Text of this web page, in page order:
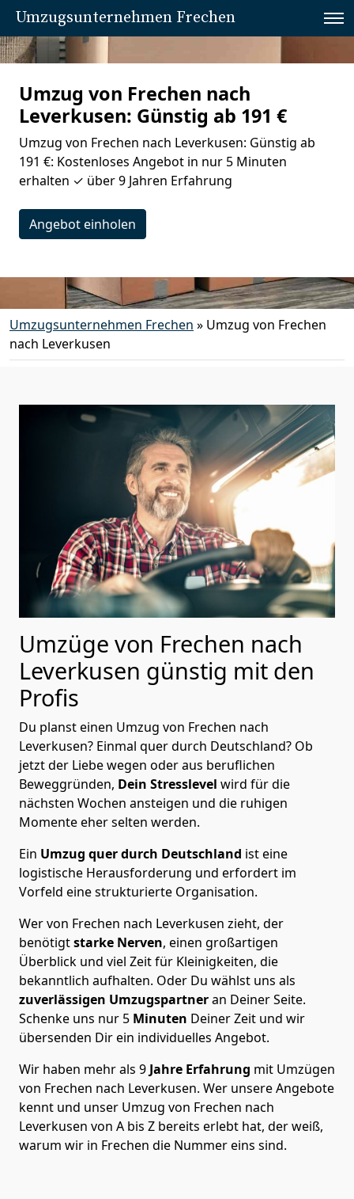
Umzugsunternehmen Frechen
Umzug von Frechen nach
Leverkusen: Günstig ab 191 €
Umzug von Frechen nach Leverkusen: Günstig ab
191 €: Kostenloses Angebot in nur 5 Minuten
erhalten ✓ über 9 Jahren Erfahrung
Angebot einholen
Umzugsunternehmen Frechen » Umzug von Frechen
nach Leverkusen
Umzüge von Frechen nach
Leverkusen günstig mit den
Profis
Du planst einen Umzug von Frechen nach
Leverkusen? Einmal quer durch Deutschland? Ob
jetzt der Liebe wegen oder aus beruflichen
Beweggründen, Dein Stresslevel wird für die
nächsten Wochen ansteigen und die ruhigen
Momente eher selten werden.
Ein Umzug quer durch Deutschland ist eine
logistische Herausforderung und erfordert im
Vorfeld eine strukturierte Organisation.
Wer von Frechen nach Leverkusen zieht, der
benötigtstarke Nerven, einen großartigen
Überblick und viel Zeit für Kleinigkeiten, die
bekanntlich aufhalten. Oder Du wählst uns als
zuverlässigen Umzugspartneran Deiner Seite.
Schenke uns nur 5 Minuten Deiner Zeit und wir
übersenden Dir ein individuelles Angebot.
Wir haben mehr als 9 Jahre Erfahrung mit Umzügen
von Frechen nach Leverkusen. Wer unsere Angebote
kennt und unser Umzug von Frechen nach
Leverkusen von A bis Z bereits erlebt hat, der weiß,
warum wir in Frechen die Nummer eins sind.